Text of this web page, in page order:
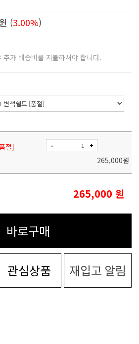
(3.00%)
가 배송비를 지불하셔야 합니다.
절] - +
265,000원
265,000 원
바로구매
관심상품 재입고 알림